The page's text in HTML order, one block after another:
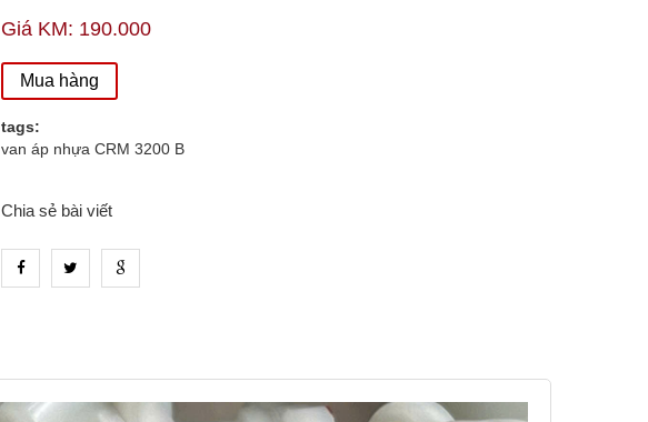
Giá KM: 190.000
Mua hàng
tags:
van áp nhựa CRM 3200 B
Chia sẻ bài viết